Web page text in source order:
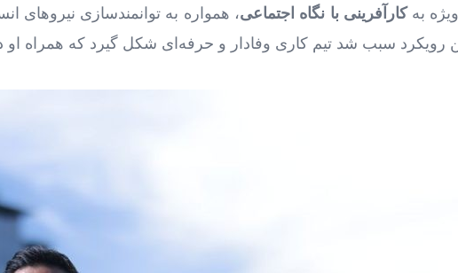
بهکارآفرینی با نگاه اجتماعی، همواره به توانمندسازی نیروهای
رویکرد سبب شد تیم کاری وفادار و حرفه‌ای شکل گیرد که همراه